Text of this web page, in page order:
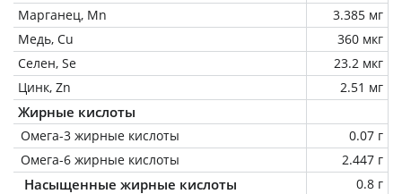
Марганец, Mn
3.385 мг
Медь, Cu
360 мкг
Селен, Se
23.2 мкг
Цинк, Zn
2.51 мг
Жирные кислоты
Омега-3 жирные кислоты
0.07 г
Омега-6 жирные кислоты
2.447 г
Насыщенные жирные кислоты 0.8 г